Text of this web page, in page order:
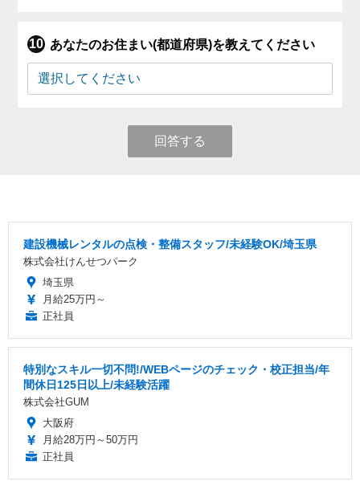
あなたのお住まい(都道府県)を教えてください
回答する
建設機械レンタルの点検・整備スタッフ/未経験OK/埼玉県
株式会社けんせつパーク
埼玉県
月給25万円～
正社員
特別なスキル一切不問!/WEBページのチェック・校正担当/年
間休日125日以上/未経験活躍
株式会社GUM
大阪府
月給28万円～50万円
正社員